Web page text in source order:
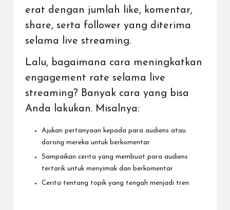
erat dengan jumlah like, komentar,
share, serta follower yang diterima
selama live streaming.
Lalu, bagaimana cara meningkatkan
engagement rate selama live
streaming? Banyak cara yang bisa
Anda lakukan. Misalnya:
Ajukan pertanyaan kepada para audiens atau
dorong mereka untuk berkomentar
Sampaikan cerita yang membuat para audiens
tertarik untuk menyimak dan berkomentar
Cerita tentang topik yang tengah menjadi tren